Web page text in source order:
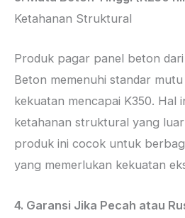
Ketahanan Struktural
Produk pagar panel beton dari
Beton memenuhi standar
kekuatan mencapai K350. Hal
ketahanan struktural yang
produk ini cocok untuk
yang memerlukan kekuatan
4. Garansi Jika Pecah atau